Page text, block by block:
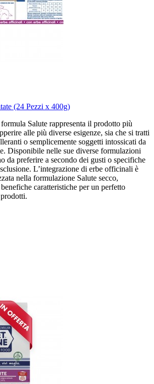
(24 Pezzi x 400g)
Salute rappresenta il prodotto più
alle più diverse esigenze, sia che si tratti
o semplicemente soggetti intossicati da
Disponibile nelle sue diverse formulazioni
da preferire a secondo dei gusti o specifiche
L’integrazione di erbe officinali è
nella formulazione Salute secco,
caratteristiche per un perfetto